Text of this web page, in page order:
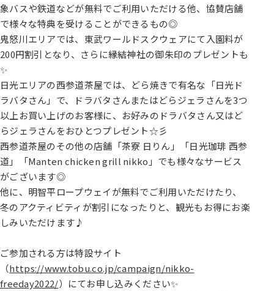
象バスや鉄道などが無料でご利用いただける他、協賛店舗
で様々な特典を受けることができるもの◎
鬼怒川エリアでは、東武ワールドスクウェアにて入園料が
200円割引となり、さらに縁結神社の御朱印のプレゼントも
✨
日光エリアの西参道茶屋では、どら焼きで有名な「日光ド
ラバタさん」で、ドラバタさんまたはどらジェラさんを3つ
以上お買い上げのお客様に、お好みのドラバタさん又はど
らジェラさんをおひとつプレゼント☆彡
西参道茶屋のその他の店舗「茶寮 日りん」「日光珈琲 西参
道」「Manten chicken grill nikko」でも様々なサービス
がございます◎
他に、明智平ロープウェイが無料でご利用いただけたり、
冬のアクティビティが割引になったりと、観光もお得にお楽
しみいただけます♪
ご参加される方は特設サイト
（https://www.tobu.co.jp/campaign/nikko-
freeday2022/）にてお申し込みください✨